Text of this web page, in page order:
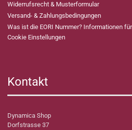
Widerrufsrecht & Musterformular
Versand- & Zahlungsbedingungen
Was ist die EORI Nummer? Informationen
Cookie Einstellungen
Kontakt
Dynamica Shop
Dorfstrasse 37